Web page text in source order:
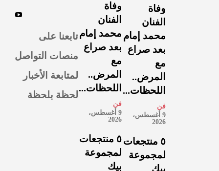
وفاة
الفنان
محمد إمام
بعد صراع
مع
المرض..
اللحظات...
فن
9 أغسطس،
2026
٥ منتجعات
لمجموعة
بيك
وفاة
الفنان
محمد إمام
بعد صراع
مع
المرض..
اللحظات...
فن
9 أغسطس،
2026
٥ منتجعات
لمجموعة
بيك
تابعنا على
منصات التواصل
لمتابعة الأخبار
لحظة بلحظة